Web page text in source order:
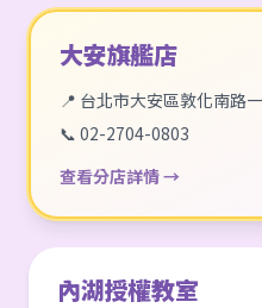
大安旗艦店
📍 台北市大安區敦化南路
📞 02-2704-0803
查看分店詳情 →
內湖授權教室